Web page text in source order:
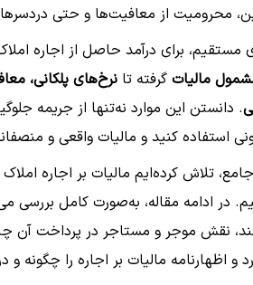
محرومیت از معافیت‌ها و حتی
مستقیم، برای درآمد حاصل از اجاره
مالیات گرفته تا نرخ‌های پلکانی،
. دانستن این موارد نه‌تنها از جریمه
استفاده کنید و مالیات واقعی و
تلاش کرده‌ایم مالیات بر اجاره
در ادامه مقاله، به‌صورت کامل بررسی
نقش موجر و مستاجر در پرداخت آن
و اظهارنامه مالیات بر اجاره را چگونه و